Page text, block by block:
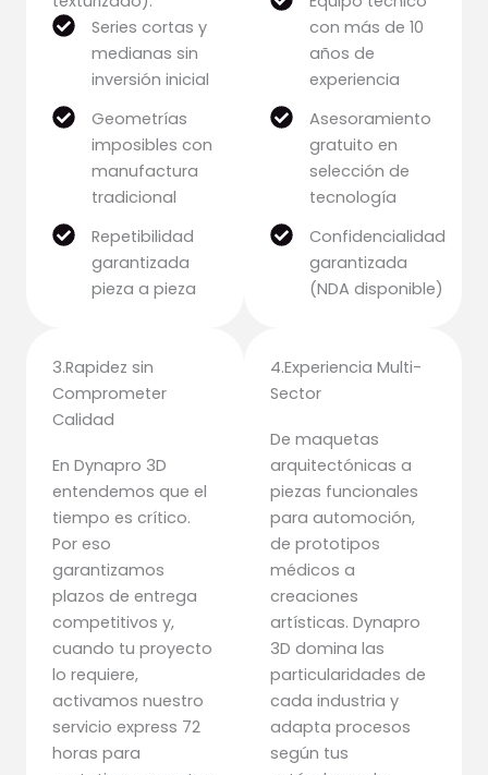
Series cortas y
medianas sin
inversión inicial
Geometrías
imposibles con
manufactura
tradicional
Repetibilidad
garantizada
pieza a pieza
3.Rapidez sin
Comprometer
Calidad
En Dynapro 3D
entendemos que el
tiempo es crítico.
Por eso
garantizamos
plazos de entrega
competitivos y,
cuando tu proyecto
lo requiere,
activamos nuestro
servicio express 72
horas para
con más de 10
años de
experiencia
Asesoramiento
gratuito en
selección de
tecnología
Confidencialidad
garantizada
(NDA disponible)
4.Experiencia Multi-
Sector
De maquetas
arquitectónicas a
piezas funcionales
para automoción,
de prototipos
médicos a
creaciones
artísticas. Dynapro
3D domina las
particularidades de
cada industria y
adapta procesos
según tus